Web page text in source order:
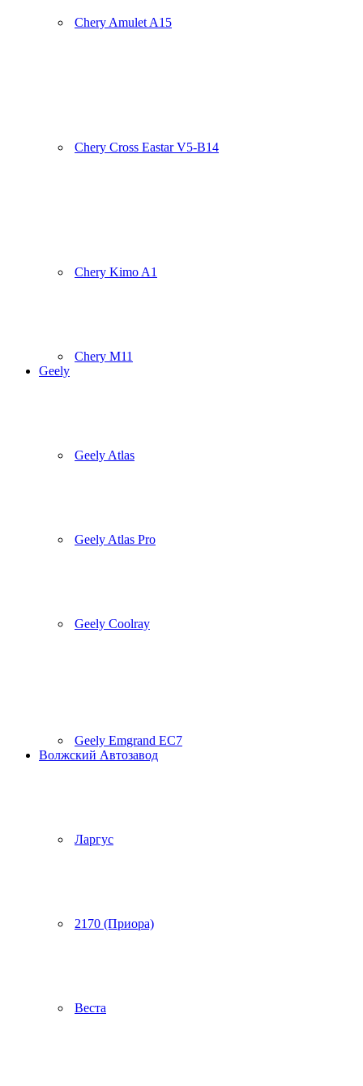
Chery Amulet A15
Chery Cross Eastar V5-B14
Chery Kimo A1
Chery M11
Geely
Geely Atlas
Geely Atlas Pro
Geely Coolray
Geely Emgrand EC7
Волжский Автозавод
Ларгус
2170 (Приора)
Веста